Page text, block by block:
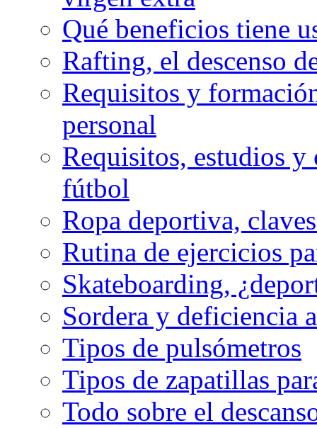
Qué beneficios tiene
Rafting, el descenso
Requisitos y
personal
Requisitos, estudios y
fútbol
Ropa deportiva,
Rutina de ejercicios
Skateboarding,
Sordera y deficiencia
Tipos de pulsómetros
Tipos de zapatillas
Todo sobre el